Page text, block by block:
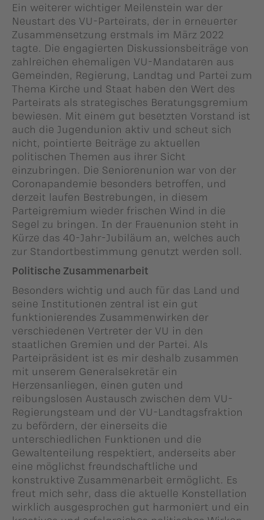
Ein weiterer wichtiger Meilenstein war der
Neustart des VU-Parteirats, der in erneuerter
Zusammensetzung erstmals im März 2022
tagte. Die engagierten Diskussionsbeiträge von
zahlreichen ehemaligen VU-Mandataren aus
Gemeinden, Regierung, Landtag und Partei zum
Thema Kirche und Staat haben den Wert des
Parteirats als strategisches Beratungsgremium
bewiesen. Mit einem gut besetzten Vorstand ist
auch die Jugendunion aktiv und scheut sich
nicht, pointierte Beiträge zu aktuellen
politischen Themen aus ihrer Sicht
einzubringen. Die Seniorenunion war von der
Coronapandemie besonders betroffen, und
derzeit laufen Bestrebungen, in diesem
Parteigremium wieder frischen Wind in die
Segel zu bringen. In der Frauenunion steht in
Kürze das 40-Jahr-Jubiläum an, welches auch
zur Standortbestimmung genutzt werden soll.
Politische Zusammenarbeit
Besonders wichtig und auch für das Land und
seine Institutionen zentral ist ein gut
funktionierendes Zusammenwirken der
verschiedenen Vertreter der VU in den
staatlichen Gremien und der Partei. Als
Parteipräsident ist es mir deshalb zusammen
mit unserem Generalsekretär ein
Herzensanliegen, einen guten und
reibungslosen Austausch zwischen dem VU-
Regierungsteam und der VU-Landtagsfraktion
zu befördern, der einerseits die
unterschiedlichen Funktionen und die
Gewaltenteilung respektiert, anderseits aber
eine möglichst freundschaftliche und
konstruktive Zusammenarbeit ermöglicht. Es
freut mich sehr, dass die aktuelle Konstellation
wirklich ausgesprochen gut harmoniert und ein